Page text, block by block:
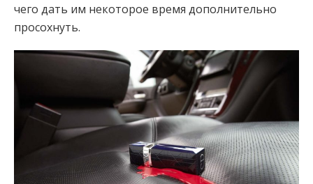
чего дать им некоторое время дополнительно
просохнуть.